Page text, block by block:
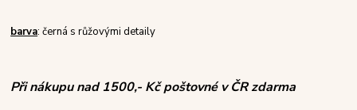
barva: černá s růžovými detaily
Při nákupu nad 1500,- Kč poštovné v ČR zdarma